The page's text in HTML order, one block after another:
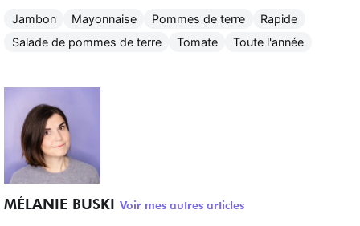
Jambon Mayonnaise Pommes de terre
Rapide
Salade de pommes de terre
Tomate Toute l'année
MÉLANIE BUSKI Voir mes autres articles